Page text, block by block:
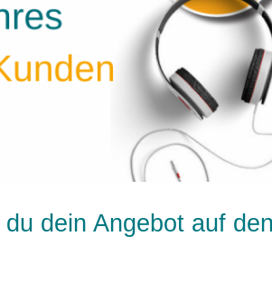
dein Angebot auf den